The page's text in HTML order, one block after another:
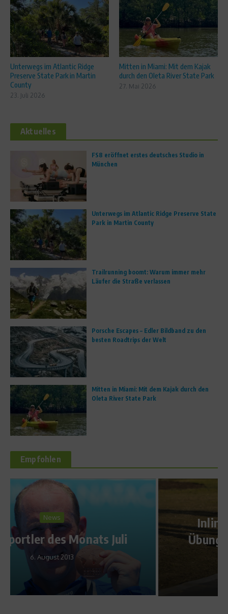
Unterwegs im Atlantic Ridge
Preserve State Park in Martin
County
23. Juli 2026
Mitten in Miami: Mit dem Kajak
durch den Oleta River State Park
27. Mai 2026
Aktuelles
FS8 eröffnet erstes deutsches Studio in
München
Unterwegs im Atlantic Ridge Preserve State
Park in Martin County
Trailrunning boomt: Warum immer mehr
Läufer die Straße verlassen
Porsche Escapes – Edler Bildband zu den
besten Roadtrips der Welt
Mitten in Miami: Mit dem Kajak durch den
Oleta River State Park
Empfohlen
Inlineskaten – Diese fünf
Übungen erleichtern Dir den
Einstieg